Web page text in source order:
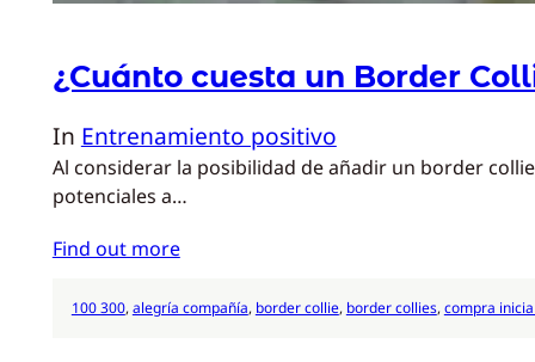
¿Cuánto cuesta un Border
In Entrenamiento positivo
Al considerar la posibilidad de añadir un border
potenciales a…
Find out more
100 300, alegría compañía, border collie, border collies, compra